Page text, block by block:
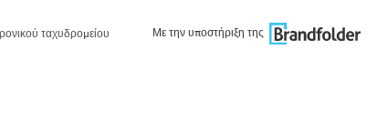
ταχυδρομείου Με την υποστήριξη της